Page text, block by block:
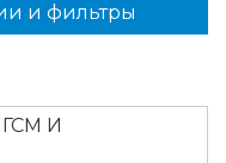
И
и фильтры